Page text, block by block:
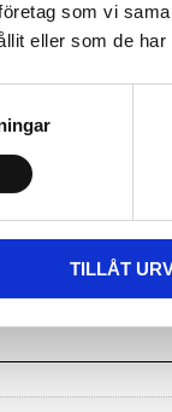
som vi
eller som de
TILLÅT